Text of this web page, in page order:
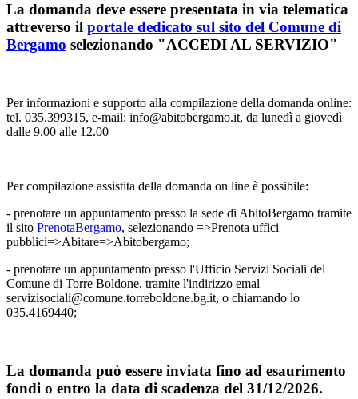
La domanda deve essere presentata in via telematica
attreverso il portale dedicato sul sito del Comune di
Bergamo selezionando "ACCEDI AL SERVIZIO"
Per informazioni e supporto alla compilazione della domanda online:
tel. 035.399315, e-mail: info@abitobergamo.it, da lunedì a giovedì
dalle 9.00 alle 12.00
Per compilazione assistita della domanda on line è possibile:
- prenotare un appuntamento presso la sede di AbitoBergamo tramite
il sito PrenotaBergamo, selezionando =>Prenota uffici
pubblici=>Abitare=>Abitobergamo;
- prenotare un appuntamento presso l'Ufficio Servizi Sociali del
Comune di Torre Boldone, tramite l'indirizzo emal
servizisociali@comune.torreboldone.bg.it, o chiamando lo
035.4169440;
La domanda può essere inviata fino ad esaurimento
fondi o entro la data di scadenza del 31/12/2026.